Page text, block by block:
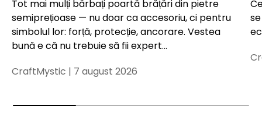
Tot mai mulți bărbați poartă brățări din pietre
semiprețioase — nu doar ca accesoriu, ci pentru
simbolul lor: forță, protecție, ancorare. Vestea
bună e că nu trebuie să fii expert...
CraftMystic | 7 august 2026